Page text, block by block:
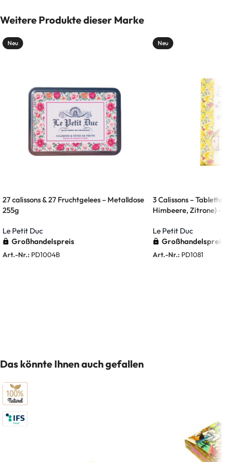
Weitere Produkte dieser Marke
Neu
27 calissons & 27 Fruchtgelees – Metalldose
255g
Le Petit Duc
Großhandelspreis
Art.-Nr.: PD1004B
Neu
3 Calissons –
Himbeere, Zitrone) –
Le Petit Duc
Großhandelspreis
Art.-Nr.: PD1081
Das könnte Ihnen auch gefallen